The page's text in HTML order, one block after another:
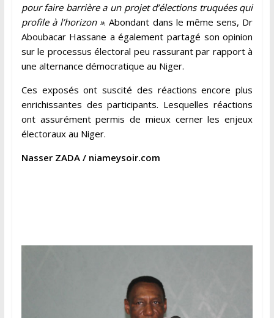
pour faire barrière a un projet d’élections truquées qui
profile à l’horizon ». Abondant dans le même sens, Dr
Aboubacar Hassane a également partagé son opinion
sur le processus électoral peu rassurant par rapport à
une alternance démocratique au Niger.
Ces exposés ont suscité des réactions encore plus
enrichissantes des participants. Lesquelles réactions
ont assurément permis de mieux cerner les enjeux
électoraux au Niger.
Nasser ZADA / niameysoir.com